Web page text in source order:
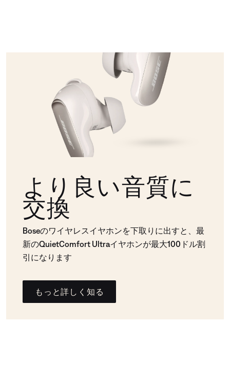
より良い音質に
交換
Boseのワイヤレスイヤホンを下取りに出すと、最
新のQuietComfort Ultraイヤホンが最大100ドル割
引になります
もっと詳しく知る